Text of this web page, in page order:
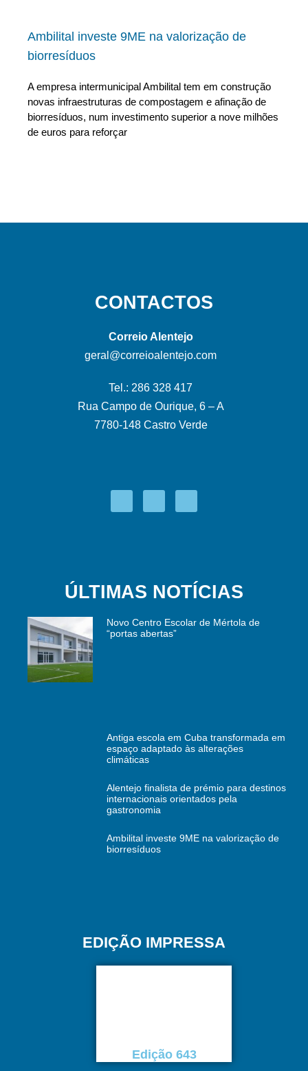
Ambilital investe 9ME na valorização de
biorresíduos
A empresa intermunicipal Ambilital tem em construção
novas infraestruturas de compostagem e afinação de
biorresíduos, num investimento superior a nove milhões
de euros para reforçar
CONTACTOS
Correio Alentejo
geral@correioalentejo.com
Tel.: 286 328 417
Rua Campo de Ourique, 6 – A
7780-148 Castro Verde
ÚLTIMAS NOTÍCIAS
Novo Centro Escolar de Mértola de
“portas abertas”
Antiga escola em Cuba transformada em
espaço adaptado às alterações
climáticas
Alentejo finalista de prémio para destinos
internacionais orientados pela
gastronomia
Ambilital investe 9ME na valorização de
biorresíduos
EDIÇÃO IMPRESSA
Edição 643